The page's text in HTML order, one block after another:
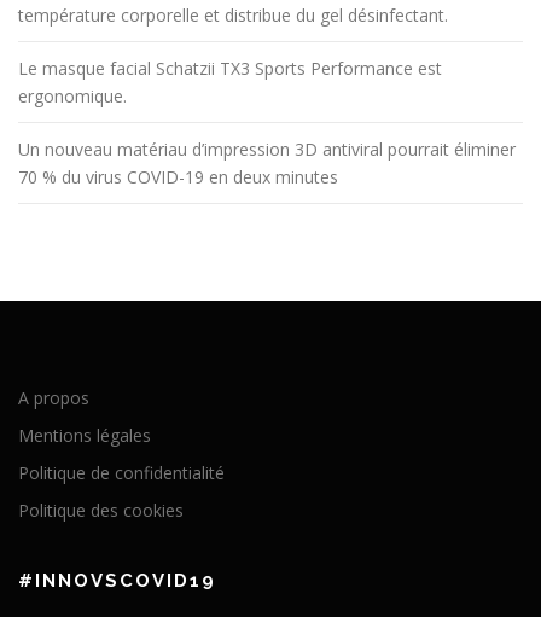
température corporelle et distribue du gel désinfectant.
Le masque facial Schatzii TX3 Sports Performance est
ergonomique.
Un nouveau matériau d’impression 3D antiviral pourrait éliminer
70 % du virus COVID-19 en deux minutes
A propos
Mentions légales
Politique de confidentialité
Politique des cookies
#INNOVSCOVID19